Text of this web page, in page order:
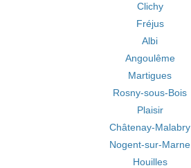
Clichy
Fréjus
Albi
Angoulême
Martigues
Rosny-sous-Bois
Plaisir
Châtenay-Malabry
Nogent-sur-Marne
Houilles